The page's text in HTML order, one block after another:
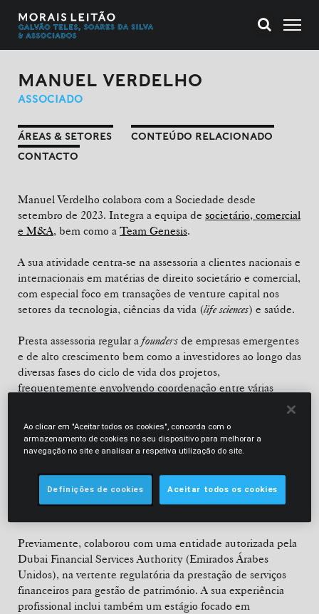
MANUEL VERDELHO
ASSOCIADO
ÁREAS & SETORES
CONTEÚDO RELACIONADO
CONTACTO
Manuel Verdelho colabora com a Sociedade desde
setembro de 2023. Integra a equipa de societário, comercial
e M&A, bem como a Team Genesis.
A sua atividade centra-se na assessoria a clientes nacionais e
internacionais em matérias de direito societário e comercial,
com especial foco em transações de venture capital nos
setores da tecnologia, ciências da vida (life sciences) e saúde.
Presta assessoria regular a founders de empresas emergentes
e de alto crescimento bem como a investidores ao longo das
diversas fases do ciclo de vida dos projetos,
frequentemente envolvendo coordenação entre várias
jurisdições, incluindo rondas de investimento de capital e
growth/scaling), temas decorporate governance, entradas em
mercado (go to market) e desinvestimento (exit).
bancária e financeira, incluindo venture debt, project
Previamente, colaborou com uma entidade autorizada pela
Dubai Financial Services Authority (Emirados Árabes
Unidos), na vertente regulatória da prestação de serviços
financeiros para gestão de património. A sua experiência
profissional inclui também um estágio focado em
Ao clicar em "Aceitar todos os cookies", concorda com o
armazenamento de cookies no seu dispositivo para melhorar a
navegação no site e analisar a respetiva utilização do site.
Definições de cookies Aceitar todos os cookies